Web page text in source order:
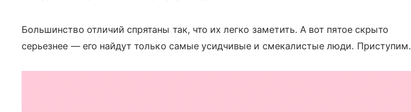
Большинство отличий спрятаны так, что их легко заметить. А вот пятое скрыто
серьезнее — его найдут только самые усидчивые и смекалистые люди. Приступим.